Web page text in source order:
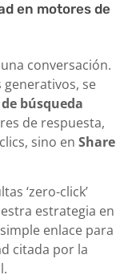
en motores de
conversación.
se
búsqueda
de respuesta,
sino en Share
‘zero-click’
estrategia en
enlace para
citada por la